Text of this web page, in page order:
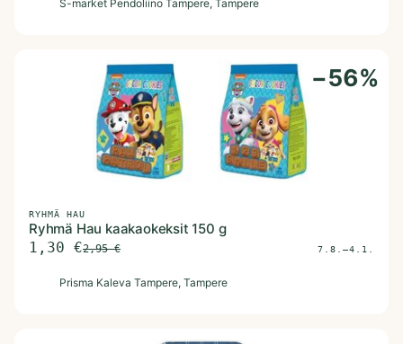
S-market Pendoliino Tampere, Tampere
−56%
RYHMÄ HAU
Ryhmä Hau kaakaokeksit 150 g
1,30 €2,95€ 7.8.–4.1.
Prisma Kaleva Tampere, Tampere